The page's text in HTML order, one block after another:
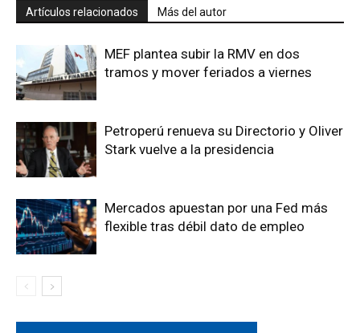
Artículos relacionados Más del autor
MEF plantea subir la RMV en dos
tramos y mover feriados a viernes
Petroperú renueva su Directorio y Oliver
Stark vuelve a la presidencia
Mercados apuestan por una Fed más
flexible tras débil dato de empleo